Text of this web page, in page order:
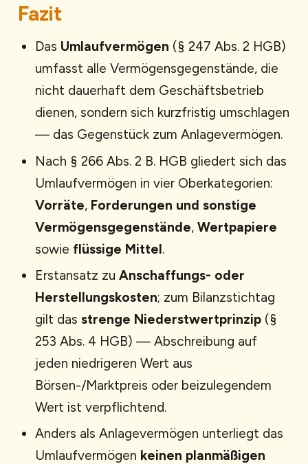
Fazit
Das Umlaufvermögen (§ 247 Abs. 2 HGB)
umfasst alle Vermögensgegenstände, die
nicht dauerhaft dem Geschäftsbetrieb
dienen, sondern sich kurzfristig umschlagen
— das Gegenstück zum Anlagevermögen.
Nach § 266 Abs. 2 B. HGB gliedert sich das
Umlaufvermögen in vier Oberkategorien:
Vorräte, Forderungen und sonstige
Vermögensgegenstände, Wertpapiere
sowie flüssige Mittel.
Erstansatz zu Anschaffungs- oder
Herstellungskosten; zum Bilanzstichtag
gilt das strenge Niederstwertprinzip (§
253 Abs. 4 HGB) — Abschreibung auf
jeden niedrigeren Wert aus
Börsen-/Marktpreis oder beizulegendem
Wert ist verpflichtend.
Anders als Anlagevermögen unterliegt das
Umlaufvermögen keinen planmäßigen